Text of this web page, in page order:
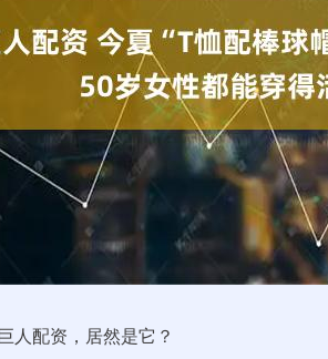
人配资，居然是它？
4651.31 -6.85 -0.15%